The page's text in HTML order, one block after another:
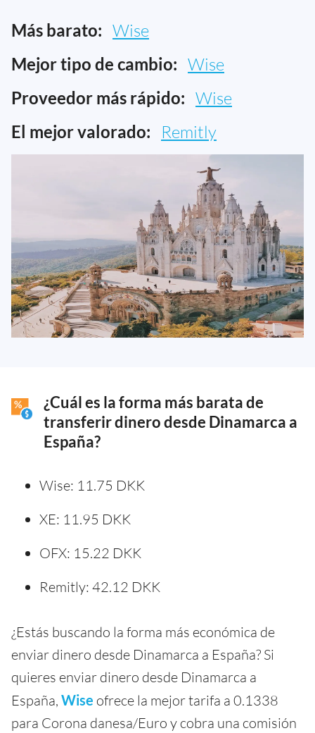
Más barato: Wise
Mejor tipo de cambio: Wise
Proveedor más rápido: Wise
El mejor valorado: Remitly
¿Cuál es la forma más barata de
transferir dinero desde Dinamarca a
España?
Wise: 11.75 DKK
XE: 11.95 DKK
OFX: 15.22 DKK
Remitly: 42.12 DKK
¿Estás buscando la forma más económica de
enviar dinero desde Dinamarca a España? Si
quieres enviar dinero desde Dinamarca a
España, Wise ofrece la mejor tarifa a 0.1338
para Corona danesa/Euro y cobra una comisión